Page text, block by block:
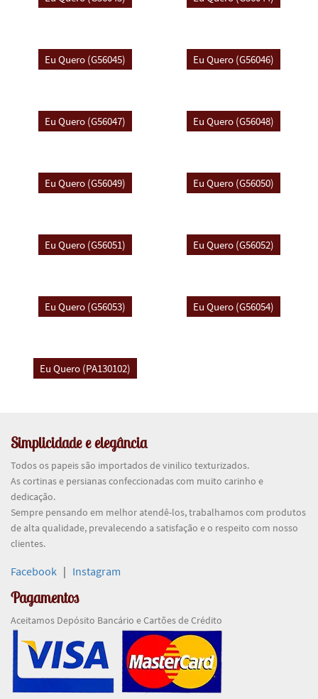
Simplicidade e elegância
Todos os papeis são importados de vinilico texturizados.
As cortinas e persianas confeccionadas com muito carinho e
dedicação.
Sempre pensando em melhor atendê-los, trabalhamos com produtos
de alta qualidade, prevalecendo a satisfação e o respeito com nosso
clientes.
Facebook | Instagram
Pagamentos
Aceitamos Depósito Bancário e Cartões de Crédito